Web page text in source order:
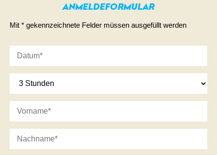
ANMELDEFORMULAR
Mit * gekennzeichnete Felder müssen ausgefüllt werden